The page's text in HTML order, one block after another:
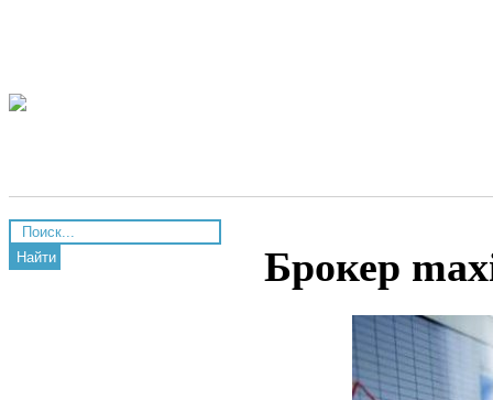
Найти Брокер